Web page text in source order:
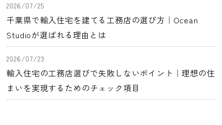
2026/07/25
千葉県で輸入住宅を建てる工務店の選び方｜Ocean
Studioが選ばれる理由とは
2026/07/23
輸入住宅の工務店選びで失敗しないポイント｜理想の住
まいを実現するためのチェック項目